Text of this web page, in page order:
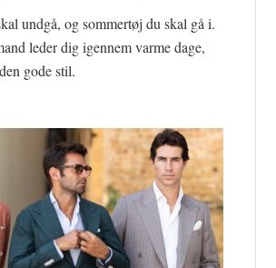
undgå, og sommertøj du skal gå i.
leder dig igennem varme dage,
gode stil.